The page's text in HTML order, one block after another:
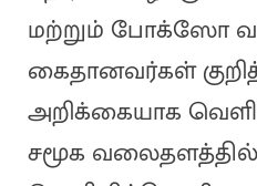
மற்றும் போக்ஸோ
கைதானவர்கள்
அறிக்கையாக
சமூக வலைதளத்தில்